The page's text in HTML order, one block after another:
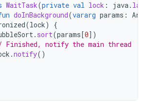
WaitTask(private val lock : java.
doInBackground(vararg params :
(lock)
{
. sort(params [0] )
Finished, notify the main thread
.notify()